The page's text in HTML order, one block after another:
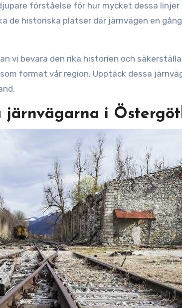
förståelse för hur mycket dessa
de historiska platser där järnvägen en
vi bevara den rika historien och
format vår region. Upptäck dessa
järnvägarna i